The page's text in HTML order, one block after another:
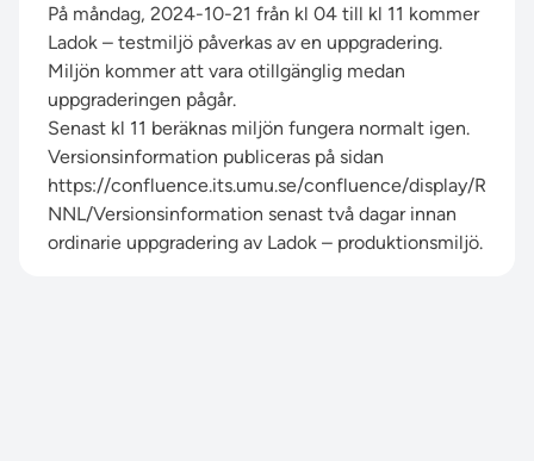
På måndag, 2024-10-21 från kl 04 till kl 11 kommer
Ladok – testmiljö påverkas av en uppgradering.
Miljön kommer att vara otillgänglig medan
uppgraderingen pågår.
Senast kl 11 beräknas miljön fungera normalt igen.
Versionsinformation publiceras på sidan
https://confluence.its.umu.se/confluence/display/R
NNL/Versionsinformation senast två dagar innan
ordinarie uppgradering av Ladok – produktionsmiljö.